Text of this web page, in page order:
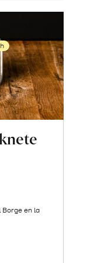
Borge en la